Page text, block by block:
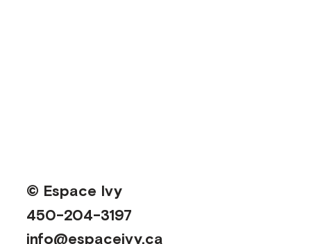
© Espace Ivy
450-204-3197
info@espaceivy.ca